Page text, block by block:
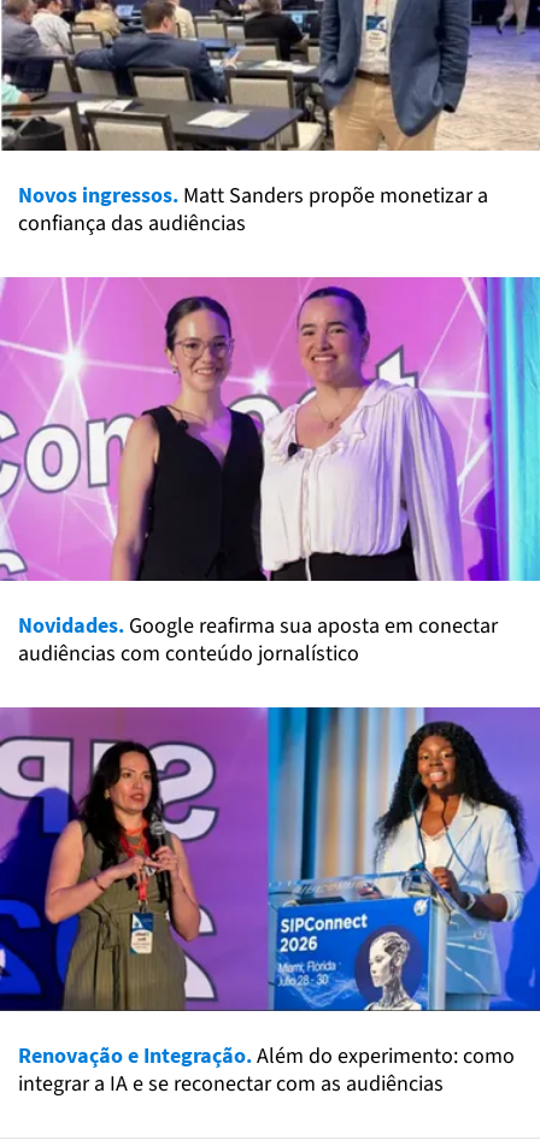
Novos ingressos. Matt Sanders propõe monetizar a
confiança das audiências
Novidades. Google reafirma sua aposta em conectar
audiências com conteúdo jornalístico
Renovação e Integração.Além do experimento: como
integrar a IA e se reconectar com as audiências